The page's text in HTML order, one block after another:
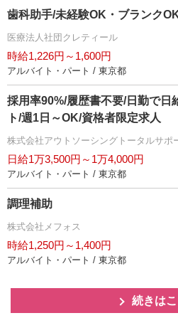
歯科助手/未経験OK・ブランク
医療法人社団クレティール
時給1,226円～1,600円
アルバイト・パート / 東京都
採用率90%/履歴書不要/日勤で日
ト/週1日～OK/資格者限定求人
株式会社アウトソーシングトータルサポ
日給1万3,500円～1万4,000円
アルバイト・パート / 東京都
調理補助
株式会社メフォス
時給1,250円～1,400円
アルバイト・パート / 東京都
続きは